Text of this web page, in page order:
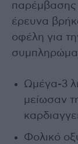
παρέμβασης
έρευνα
οφέλη για
Ωμέγα-3
μείωσαν
Φολικό